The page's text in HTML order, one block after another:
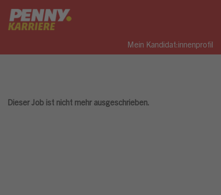
Mein Kandidat:innenprofil
Dieser Job ist nicht mehr ausgeschrieben.